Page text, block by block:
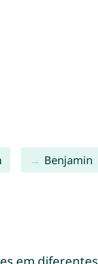
Benjamin